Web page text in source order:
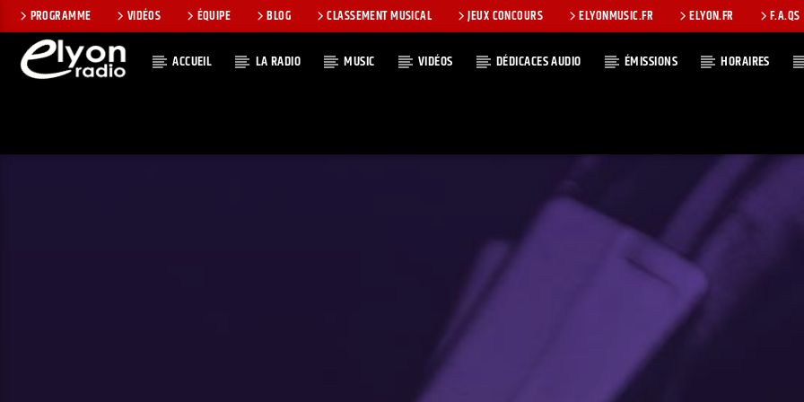
PROGRAMME VIDÉOS ÉQUIPE BLOG CLASSEMENT MUSICAL JEUX CONCOURS ELYONMUSIC.FR ELYON.FR F.A.QS
ACCUEIL LA RADIO MUSIC VIDÉOS DÉDICACES AUDIO ÉMISSIONS HORAIRES